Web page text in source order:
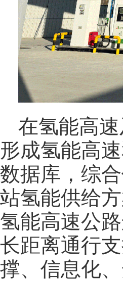
在氢能高
形成氢能高
数据库，综
站氢能供给
氢能高速公
长距离通行
撑、信息化